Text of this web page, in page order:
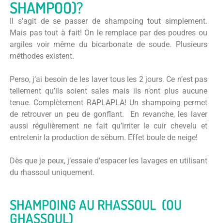
SHAMPOO)?
Il s’agit de se passer de shampoing tout simplement.
Mais pas tout à fait! On le remplace par des poudres ou
argiles voir même du bicarbonate de soude. Plusieurs
méthodes existent.
Perso, j’ai besoin de les laver tous les 2 jours. Ce n’est pas
tellement qu’ils soient sales mais ils n’ont plus aucune
tenue. Complètement RAPLAPLA! Un shampoing permet
de retrouver un peu de gonflant. En revanche, les laver
aussi régulièrement ne fait qu’irriter le cuir chevelu et
entretenir la production de sébum. Effet boule de neige!
Dès que je peux, j’essaie d’espacer les lavages en utilisant
du rhassoul uniquement.
SHAMPOING AU RHASSOUL (OU
GHASSOUL)